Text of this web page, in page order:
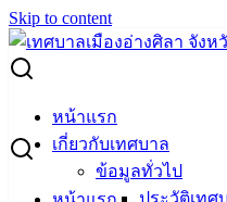
Skip to content
หน้าแรก
เกี่ยวกับเทศบาล
ข้อมูลทั่วไป
ประวัติเทศ
Search for:
ประกาศผู้ชนะการเสนอราค
และควบคุมโรคไข้เลือดออก
เฉพาะเจาะจง